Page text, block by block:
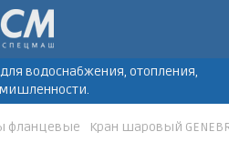
водоснабжения, отопления,
фланцевые Кран шаровый